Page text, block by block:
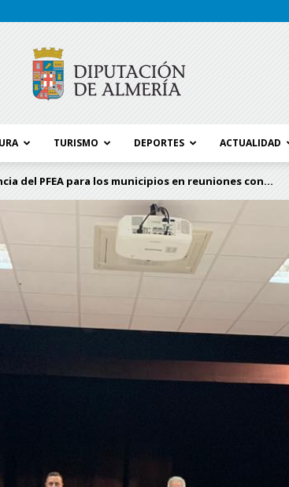
Diputación
TURISMO DEPORTES ACTUALIDAD
del PFEA para los municipios en reuniones con...